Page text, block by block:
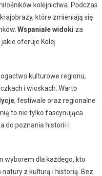
kolejnictwa. Podczas
które zmieniają się
Wspaniałe widoki za
oferuje Kolej
kulturowe regionu,
i wioskach. Warto
, festiwale oraz regionalne
to nie tylko fascynująca
do poznania historii i
wyborem dla każdego, kto
natury z kulturą i historią. Bez